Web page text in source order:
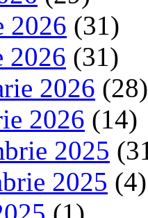
2026 (31)
2026 (31)
2026 (28)
2026 (14)
2025
2025 (4)